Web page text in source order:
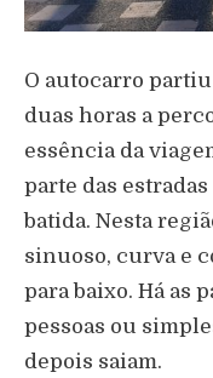
O autocarro
duas horas a
essência da
parte das
batida. Nesta
sinuoso, curva e
para baixo. Há as
pessoas ou
depois saiam.